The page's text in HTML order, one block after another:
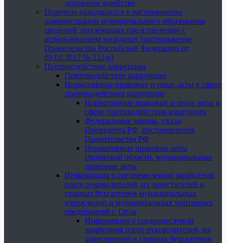
дорожном хозяйстве
Перечень находящихся в распоряжении
администрации муниципального образования
сведений, подлежащих представлению с
использованием координат (распоряжение
Правительства Российской Федерации от
09.02.2017 № 232-р)
Противодействие коррупции
Противодействие коррупции
Нормативные правовые и иные акты в сфере
противодействия коррупции
Нормативные правовые и иные акты в
сфере противодействия коррупции
Федеральные законы, указы
Президента РФ, постановления
Правительства РФ
Нормативные правовые акты
Орловской области, муниципальные
правовые акты
Информация о среднемесячной заработной
плате руководителей, их заместителей и
главных бухгалтеров муниципальных
учреждений и муниципальных унитарных
предприятий г. Орла
Информация о среднемесячной
заработной плате руководителей, их
заместителей и главных бухгалтеров